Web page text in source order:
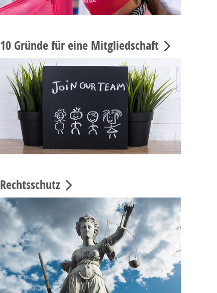
10 Gründe für eine Mitgliedschaft
Rechtsschutz